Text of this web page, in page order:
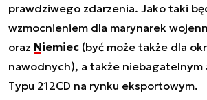
prawdziwego zdarzenia. Jako taki
wzmocnieniem dla marynarek
oraz Niemiec (być może także dla
nawodnych), a także
Typu 212CD na rynku eksportowym.